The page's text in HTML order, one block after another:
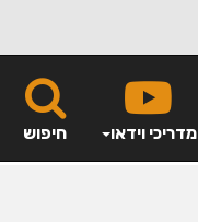
חיפוש מדריכי וידאו